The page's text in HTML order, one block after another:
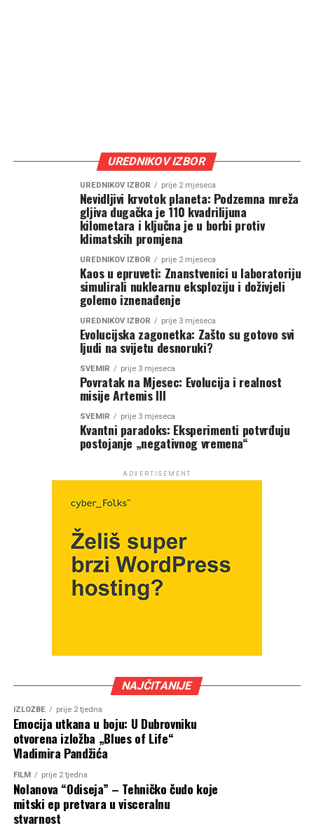
UREDNIKOV IZBOR
UREDNIKOV IZBOR prije 2 mjeseca
Nevidljivi krvotok planeta: Podzemna mreža
gljiva dugačka je 110 kvadrilijuna
kilometara i ključna je u borbi protiv
klimatskih promjena
UREDNIKOV IZBOR prije 2 mjeseca
Kaos u epruveti: Znanstvenici u laboratoriju
simulirali nuklearnu eksploziju i doživjeli
golemo iznenađenje
UREDNIKOV IZBOR prije 3 mjeseca
Evolucijska zagonetka: Zašto su gotovo svi
ljudi na svijetu desnoruki?
SVEMIR prije 3 mjeseca
Povratak na Mjesec: Evolucija i realnost
misije Artemis III
SVEMIR prije 3 mjeseca
Kvantni paradoks: Eksperimenti potvrđuju
postojanje „negativnog vremena“
ADVERTISEMENT
NAJČITANIJE
IZLOŽBE prije 2 tjedna
Emocija utkana u boju: U Dubrovniku
otvorena izložba „Blues of Life“
Vladimira Pandžića
FILM prije 2 tjedna
Nolanova “Odiseja” – Tehničko čudo koje
mitski ep pretvara u visceralnu
stvarnost